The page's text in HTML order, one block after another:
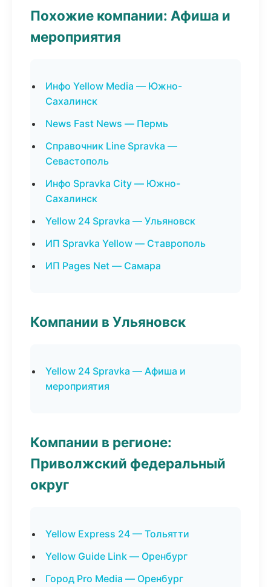
Похожие компании: Афиша и
мероприятия
Инфо Yellow Media — Южно-
Сахалинск
News Fast News — Пермь
Справочник Line Spravka —
Севастополь
Инфо Spravka City — Южно-
Сахалинск
Yellow 24 Spravka — Ульяновск
ИП Spravka Yellow — Ставрополь
ИП Pages Net — Самара
Компании в Ульяновск
Yellow 24 Spravka — Афиша и
мероприятия
Компании в регионе:
Приволжский федеральный
округ
Yellow Express 24 — Тольятти
Yellow Guide Link — Оренбург
Город Pro Media — Оренбург